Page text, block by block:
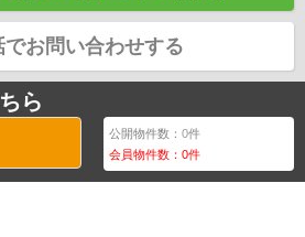
でお問い合わせする
ら
公開物件数：0件
会員物件数：0件